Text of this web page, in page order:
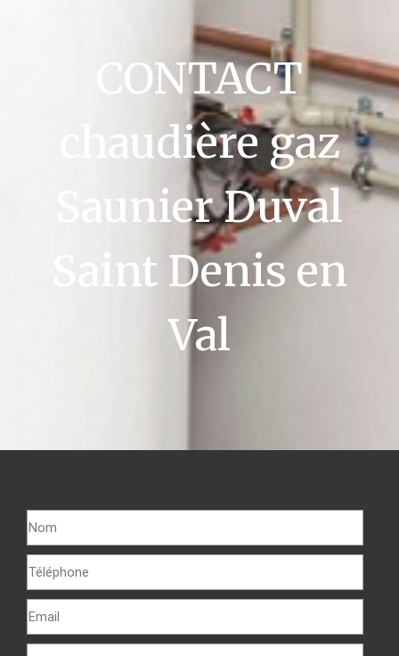
CONTACT
chaudière gaz
Saunier Duval
Saint Denis en
Val